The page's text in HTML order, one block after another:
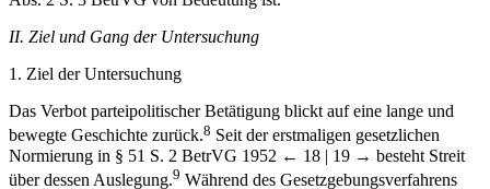
Das Verbot parteipolitischer Betätigung blickt auf eine lange und
bewegte Geschichte zurück.8Seit der erstmaligen gesetzlichen
Normierung in § 51 S. 2 BetrVG 1952← 18 | 19 →besteht Streit